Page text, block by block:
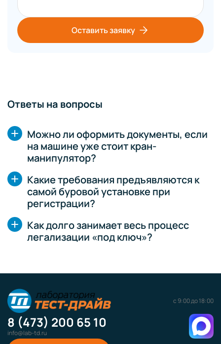
Оставить заявку
Ответы на вопросы
Можно ли оформить документы, если
на машине уже стоит кран-
манипулятор?
Какие требования предъявляются к
самой буровой установке при
регистрации?
Как долго занимает весь процесс
легализации «под ключ»?
с 9:00 до 18:00
8 (473) 200 65 10
info@lab-td.ru